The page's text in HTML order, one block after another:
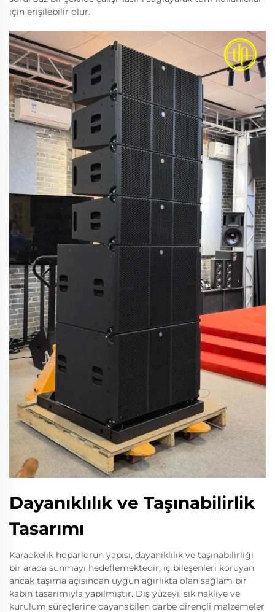
için erişilebilir olur.
Dayanıklılık ve Taşınabilirlik
Tasarımı
Karaokelik hoparlörün yapısı, dayanıklılık ve taşınabilirliği
bir arada sunmayı hedeflemektedir; iç bileşenleri koruyan
ancak taşıma açısından uygun ağırlıkta olan sağlam bir
kabin tasarımıyla yapılmıştır. Dış yüzeyi, sık nakliye ve
kurulum süreçlerine dayanabilen darbe dirençli malzemeler